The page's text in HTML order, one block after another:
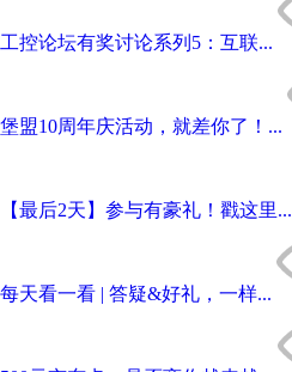
工控论坛有奖讨论系列5：互联...
堡盟10周年庆活动，就差你了！...
【最后2天】参与有豪礼！戳这里...
每天看一看 | 答疑&好礼，一样...